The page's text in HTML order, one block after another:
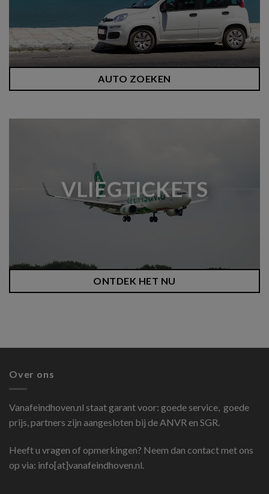
AUTO ZOEKEN
VLIEGTICKETS
ONTDEK HET NU
Over ons
Vanafeindhoven.nl staat garant voor: goede service, goede
prijs, partners zijn aangesloten bij de ANVR en SGR.
Heeft u vragen of opmerkingen? Neem dan contact met ons
op via: info[at]vanafeindhoven.nl.